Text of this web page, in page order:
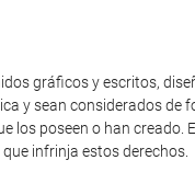
gráficos y escritos,
y sean considerados
los poseen o han
infrinja estos derechos.